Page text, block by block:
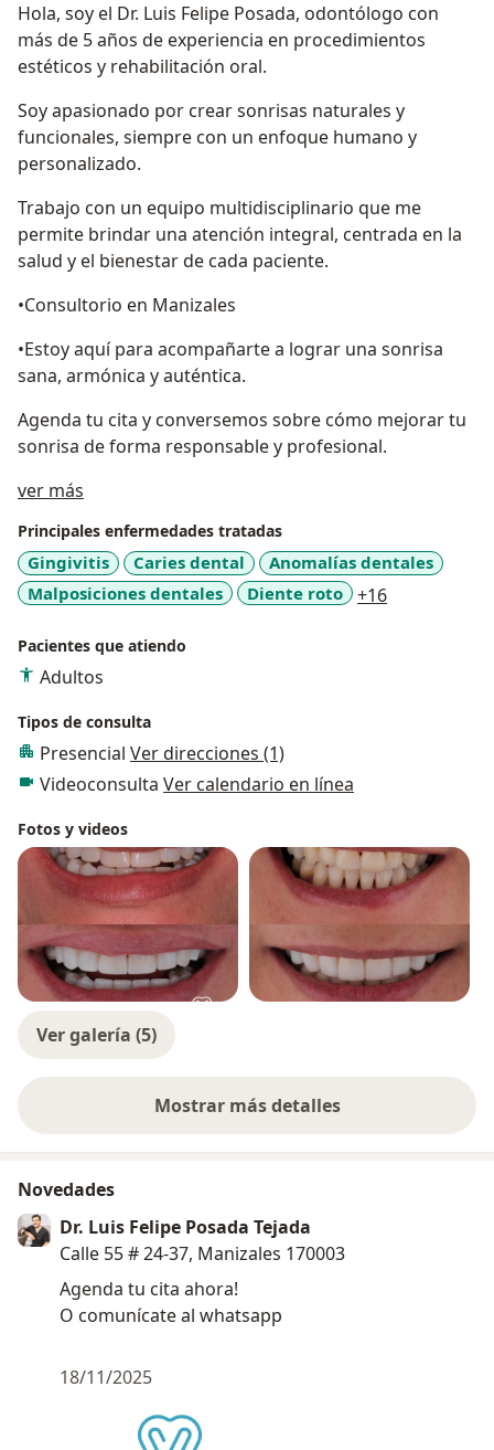
Hola, soy el Dr. Luis Felipe Posada, odontólogo con
más de 5 años de experiencia en procedimientos
estéticos y rehabilitación oral.
Soy apasionado por crear sonrisas naturales y
funcionales, siempre con un enfoque humano y
personalizado.
Trabajo con un equipo multidisciplinario que me
permite brindar una atención integral, centrada en la
salud y el bienestar de cada paciente.
•Consultorio en Manizales
•Estoy aquí para acompañarte a lograr una sonrisa
sana, armónica y auténtica.
Agenda tu cita y conversemos sobre cómo mejorar tu
sonrisa de forma responsable y profesional.
ver más
Principales enfermedades tratadas
Gingivitis Caries dental
Anomalías dentales
Malposiciones dentales
Diente roto +16
Pacientes que atiendo
Adultos
Tipos de consulta
Presencial Ver direcciones (1)
Videoconsulta Ver calendario en línea
Fotos y videos
Ver galería (5)
Mostrar más detalles
sobre la experiencia
Novedades
Dr. Luis Felipe Posada Tejada
Calle 55 # 24-37, Manizales 170003
Agenda tu cita ahora!
O comunícate al whatsapp
18/11/2025